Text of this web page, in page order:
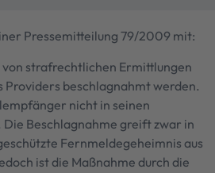
Pressemitteilung 79/2009 mit:
von strafrechtlichen Ermittlungen
Providers beschlagnahmt werden.
nicht in seinen
Beschlagnahme greift zwar in
Fernmeldegeheimnis aus
ist die Maßnahme durch die